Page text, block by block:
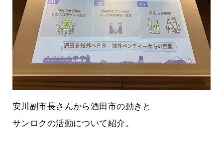
安川副市長さんから酒田市の動きと
サンロクの活動について紹介。